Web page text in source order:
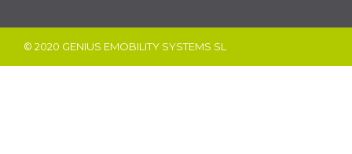
© 2020 GENIUS EMOBILITY SYSTEMS SL